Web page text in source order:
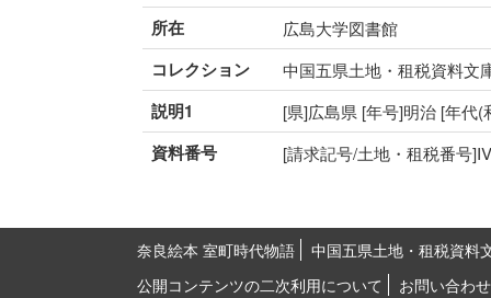
所在 広島大学図書館
コレクション 中国五県土地・租税資料文
説明1 [県]広島県 [年号]明治 [年代(
資料番号 [請求記号/土地・租税番号
奈良絵本 室町時代物語
中国五県土地・租税資料
公開コンテンツの二次利用について
お問い合わせ